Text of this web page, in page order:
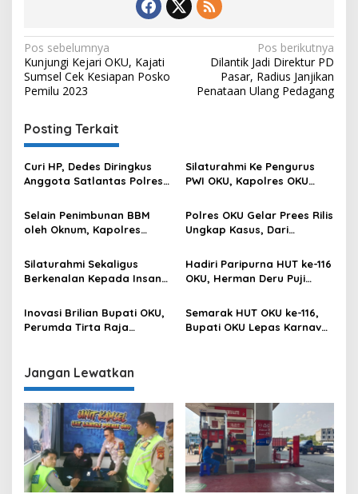
Navigasi
pos
Pos sebelumnya
Kunjungi Kejari OKU, Kajati
Sumsel Cek Kesiapan Posko
Pemilu 2023
Pos berikutnya
Dilantik Jadi Direktur PD
Pasar, Radius Janjikan
Penataan Ulang Pedagang
Posting Terkait
Curi HP, Dedes Diringkus
Anggota Satlantas Polres
Silaturahmi Ke Pengurus
PWI OKU, Kapolres OKU
Media dan Polri
Selain Penimbunan BBM
oleh Oknum, Kapolres
Kurang, Pertamina Patra
Niaga Bungkam
Polres OKU Gelar Prees Rilis
Ungkap Kasus, Dari
BBM Hingga Kasus Korupsi
Silaturahmi Sekaligus
Berkenalan Kepada Insan
Puluhan Wartawan Ngopi
Bareng
Hadiri Paripurna HUT ke-116
OKU, Herman Deru Puji
Sekundang
Inovasi Brilian Bupati OKU,
Perumda Tirta Raja
Semarak HUT OKU ke-116,
Bupati OKU Lepas Karnaval
Jangan Lewatkan